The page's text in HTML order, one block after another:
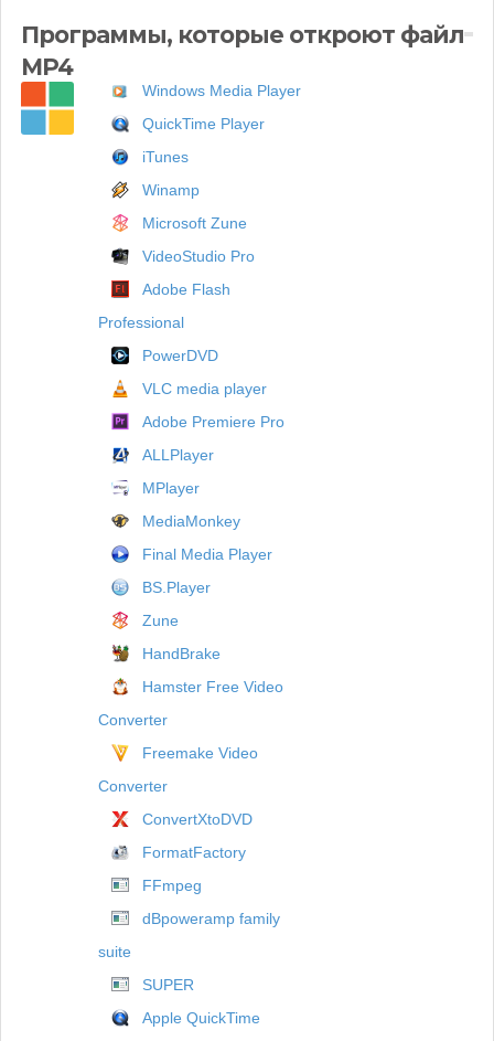
Программы, которые откроют файл
MP4
Windows Media Player
QuickTime Player
iTunes
Winamp
Microsoft Zune
VideoStudio Pro
Adobe Flash
Professional
PowerDVD
VLC media player
Adobe Premiere Pro
ALLPlayer
MPlayer
MediaMonkey
Final Media Player
BS.Player
Zune
HandBrake
Hamster Free Video
Converter
Freemake Video
Converter
ConvertXtoDVD
FormatFactory
FFmpeg
dBpoweramp family
suite
SUPER
Apple QuickTime